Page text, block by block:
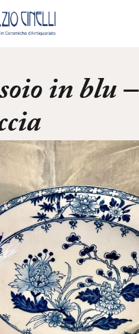
in blu –